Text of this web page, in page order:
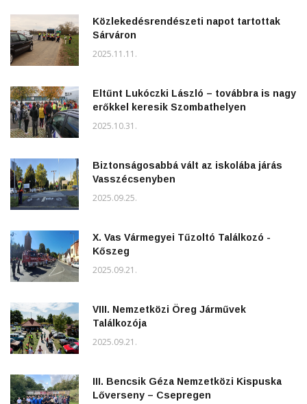
Közlekedésrendészeti napot tartottak
Sárváron
2025.11.11.
Eltűnt Lukóczki László – továbbra is nagy
erőkkel keresik Szombathelyen
2025.10.31.
Biztonságosabbá vált az iskolába járás
Vasszécsenyben
2025.09.25.
X. Vas Vármegyei Tűzoltó Találkozó -
Kőszeg
2025.09.21.
VIII. Nemzetközi Öreg Járművek
Találkozója
2025.09.21.
III. Bencsik Géza Nemzetközi Kispuska
Lőverseny – Csepregen